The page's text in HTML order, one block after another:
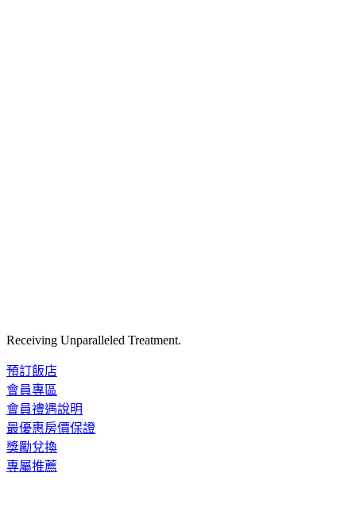
Receiving Unparalleled Treatment.
預訂飯店
會員專區
會員禮遇說明
最優惠房價保證
獎勵兌換
專屬推薦